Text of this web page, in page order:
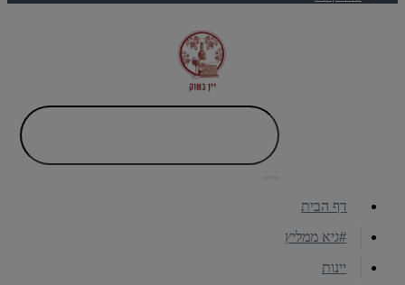
דף הבית
#גיא ממליץ
יינות